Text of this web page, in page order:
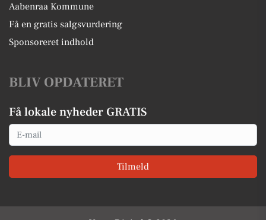
Aabenraa Kommune
Få en gratis salgsvurdering
Sponsoreret indhold
BLIV OPDATERET
Få lokale nyheder GRATIS
Email
Tilmeld